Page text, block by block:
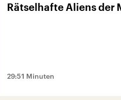
Rätselhafte Aliens der
29:51 Minuten